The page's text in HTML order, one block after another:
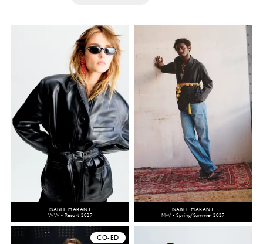
ISABEL MARANT
WW - Resort 2027
ISABEL MARANT
MW - Spring/Summer 2027
CO-ED